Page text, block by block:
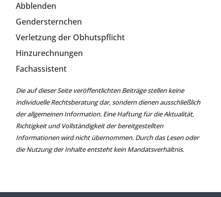
Abblenden
Gendersternchen
Verletzung der Obhutspflicht
Hinzurechnungen
Fachassistent
Die auf dieser Seite veröffentlichten Beiträge stellen keine
individuelle Rechtsberatung dar, sondern dienen ausschließlich
der allgemeinen Information. Eine Haftung für die Aktualität,
Richtigkeit und Vollständigkeit der bereitgestellten
Informationen wird nicht übernommen. Durch das Lesen oder
die Nutzung der Inhalte entsteht kein Mandatsverhältnis.